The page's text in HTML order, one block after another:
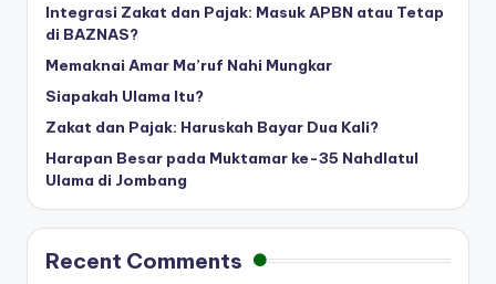
Integrasi Zakat dan Pajak: Masuk APBN atau Tetap
di BAZNAS?
Memaknai Amar Ma’ruf Nahi Mungkar
Siapakah Ulama Itu?
Zakat dan Pajak: Haruskah Bayar Dua Kali?
Harapan Besar pada Muktamar ke-35 Nahdlatul
Ulama di Jombang
Recent Comments